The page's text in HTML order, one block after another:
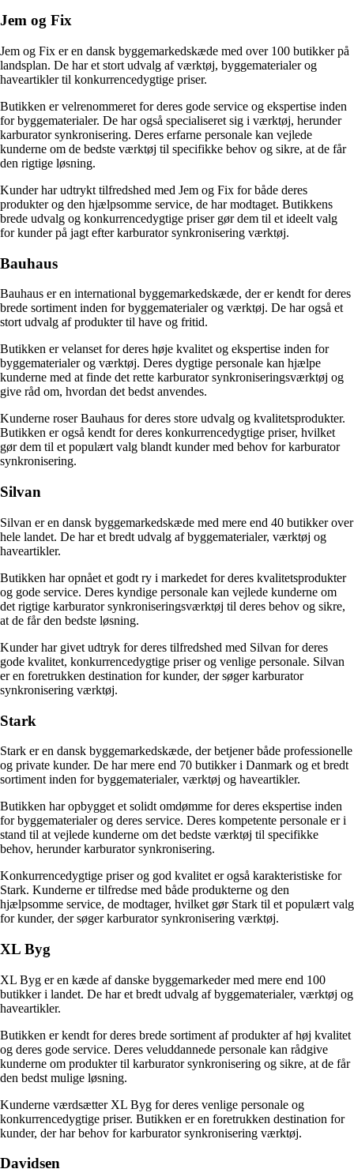
Jem og Fix
Jem og Fix er en dansk byggemarkedskæde med over 100 butikker på
landsplan. De har et stort udvalg af værktøj, byggematerialer og
haveartikler til konkurrencedygtige priser.
Butikken er velrenommeret for deres gode service og ekspertise inden
for byggematerialer. De har også specialiseret sig i værktøj, herunder
karburator synkronisering. Deres erfarne personale kan vejlede
kunderne om de bedste værktøj til specifikke behov og sikre, at de får
den rigtige løsning.
Kunder har udtrykt tilfredshed med Jem og Fix for både deres
produkter og den hjælpsomme service, de har modtaget. Butikkens
brede udvalg og konkurrencedygtige priser gør dem til et ideelt valg
for kunder på jagt efter karburator synkronisering værktøj.
Bauhaus
Bauhaus er en international byggemarkedskæde, der er kendt for deres
brede sortiment inden for byggematerialer og værktøj. De har også et
stort udvalg af produkter til have og fritid.
Butikken er velanset for deres høje kvalitet og ekspertise inden for
byggematerialer og værktøj. Deres dygtige personale kan hjælpe
kunderne med at finde det rette karburator synkroniseringsværktøj og
give råd om, hvordan det bedst anvendes.
Kunderne roser Bauhaus for deres store udvalg og kvalitetsprodukter.
Butikken er også kendt for deres konkurrencedygtige priser, hvilket
gør dem til et populært valg blandt kunder med behov for karburator
synkronisering.
Silvan
Silvan er en dansk byggemarkedskæde med mere end 40 butikker over
hele landet. De har et bredt udvalg af byggematerialer, værktøj og
haveartikler.
Butikken har opnået et godt ry i markedet for deres kvalitetsprodukter
og gode service. Deres kyndige personale kan vejlede kunderne om
det rigtige karburator synkroniseringsværktøj til deres behov og sikre,
at de får den bedste løsning.
Kunder har givet udtryk for deres tilfredshed med Silvan for deres
gode kvalitet, konkurrencedygtige priser og venlige personale. Silvan
er en foretrukken destination for kunder, der søger karburator
synkronisering værktøj.
Stark
Stark er en dansk byggemarkedskæde, der betjener både professionelle
og private kunder. De har mere end 70 butikker i Danmark og et bredt
sortiment inden for byggematerialer, værktøj og haveartikler.
Butikken har opbygget et solidt omdømme for deres ekspertise inden
for byggematerialer og deres service. Deres kompetente personale er i
stand til at vejlede kunderne om det bedste værktøj til specifikke
behov, herunder karburator synkronisering.
Konkurrencedygtige priser og god kvalitet er også karakteristiske for
Stark. Kunderne er tilfredse med både produkterne og den
hjælpsomme service, de modtager, hvilket gør Stark til et populært valg
for kunder, der søger karburator synkronisering værktøj.
XL Byg
XL Byg er en kæde af danske byggemarkeder med mere end 100
butikker i landet. De har et bredt udvalg af byggematerialer, værktøj og
haveartikler.
Butikken er kendt for deres brede sortiment af produkter af høj kvalitet
og deres gode service. Deres veluddannede personale kan rådgive
kunderne om produkter til karburator synkronisering og sikre, at de får
den bedst mulige løsning.
Kunderne værdsætter XL Byg for deres venlige personale og
konkurrencedygtige priser. Butikken er en foretrukken destination for
kunder, der har behov for karburator synkronisering værktøj.
Davidsen